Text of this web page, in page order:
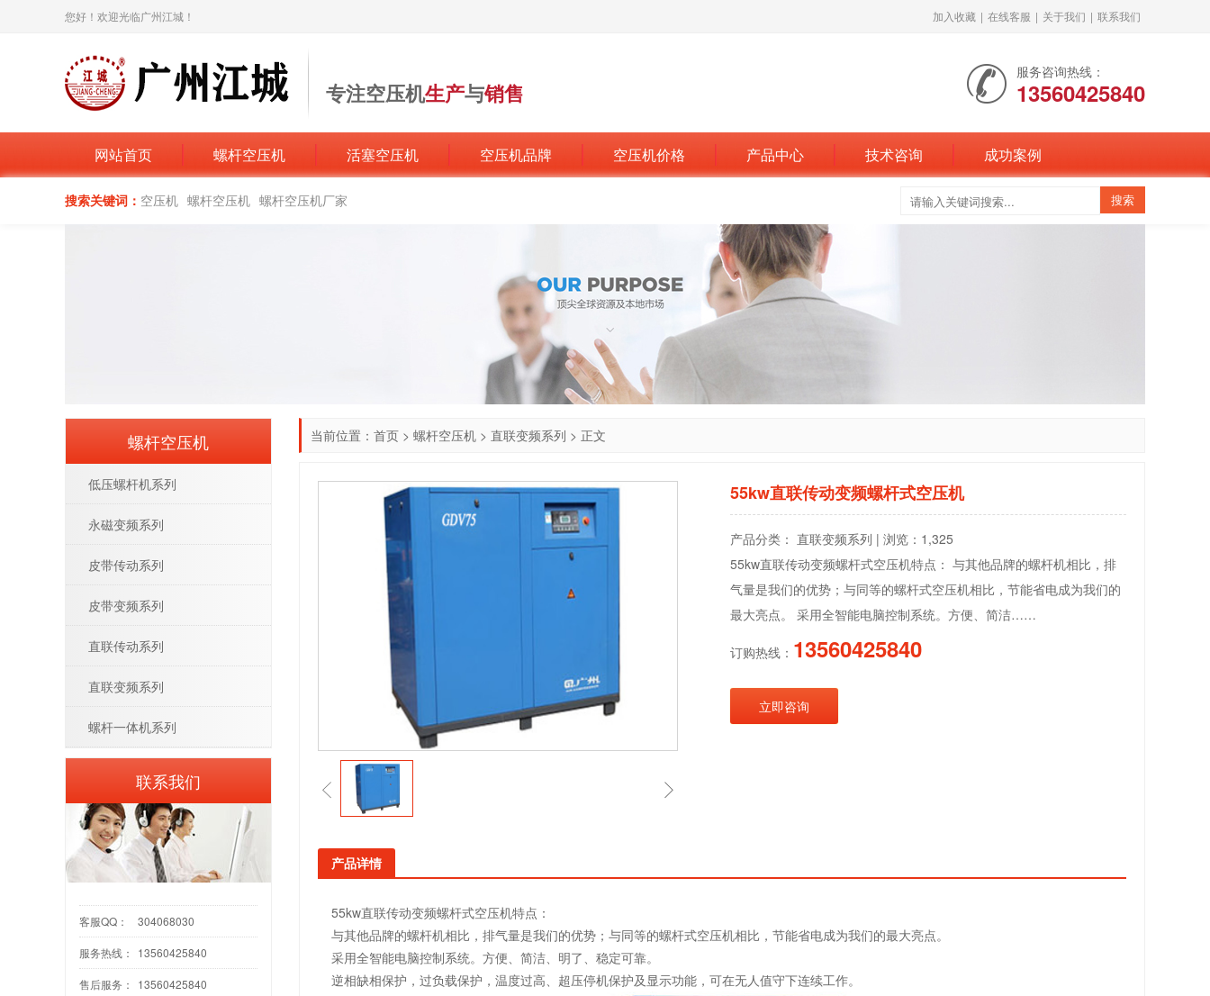
您好！欢迎光临广州江城！ 加入收藏 | 在线客服 | 关于我们 | 联系我们
专注空压机生产与销售
打造空压机行业领军品牌
服务咨询热线：
13560425840
网站首页 螺杆空压机 活塞空压机 空压机品牌 空压机价格 产品中心 技术咨询 成功案例
搜索关键词： 空压机 螺杆空压机 螺杆空压机厂家
当前位置： 首页 > 螺杆空压机 > 直联变频系列 > 正文
55kw直联传动变频螺杆式空压机
产品分类： 直联变频系列 | 浏览：1,325
55kw直联传动变频螺杆式空压机特点： 与其他品牌的螺杆机相比，排
气量是我们的优势；与同等的螺杆式空压机相比，节能省电成为我们的
最大亮点。 采用全智能电脑控制系统。方便、简洁……
订购热线： 13560425840
立即咨询
产品详情
55kw直联传动变频螺杆式空压机特点：
与其他品牌的螺杆机相比，排气量是我们的优势；与同等的螺杆式空压机相比，节能省电成为我们的最大亮点。
采用全智能电脑控制系统。方便、简洁、明了、稳定可靠。
逆相缺相保护，过负载保护，温度过高、超压停机保护及显示功能，可在无人值守下连续工作。
螺杆空压机
低压螺杆机系列
永磁变频系列
皮带传动系列
皮带变频系列
直联传动系列
直联变频系列
螺杆一体机系列
联系我们
客服QQ： 304068030
服务热线： 13560425840
售后服务： 13560425840